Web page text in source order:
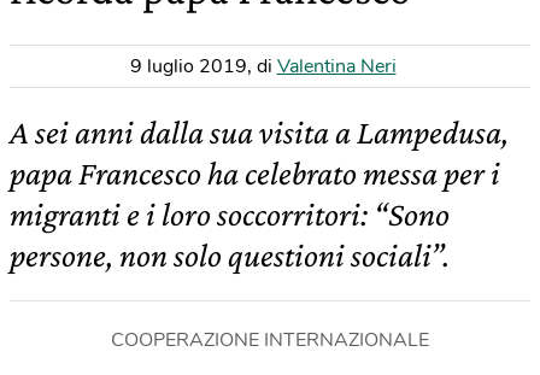
9 luglio 2019, di Valentina Neri
A sei anni dalla sua visita a Lampedusa,
papa Francesco ha celebrato messa per i
migranti e i loro soccorritori: “Sono
persone, non solo questioni sociali”.
COOPERAZIONE INTERNAZIONALE